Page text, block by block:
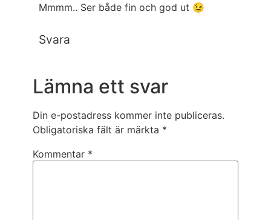
Mmmm.. Ser både fin och god ut 😉
Svara
Lämna ett svar
Din e-postadress kommer inte publiceras.
Obligatoriska fält är märkta *
Kommentar *